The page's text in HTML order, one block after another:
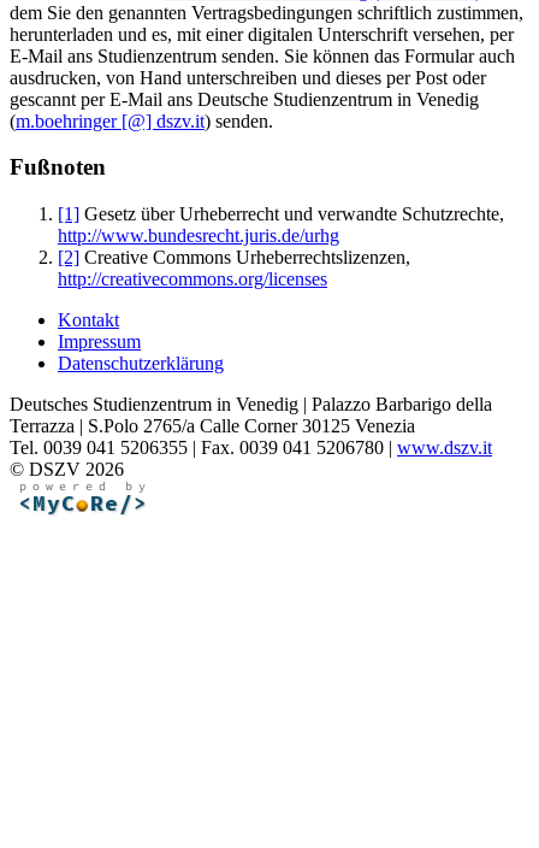
dem Sie den genannten Vertragsbedingungen schriftlich zustimmen,
herunterladen und es, mit einer digitalen Unterschrift versehen, per
E-Mail ans Studienzentrum senden. Sie können das Formular auch
ausdrucken, von Hand unterschreiben und dieses per Post oder
gescannt per E-Mail ans Deutsche Studienzentrum in Venedig
(m.boehringer [@] dszv.it) senden.
Fußnoten
[1] Gesetz über Urheberrecht und verwandte Schutzrechte,
http://www.bundesrecht.juris.de/urhg
[2] Creative Commons Urheberrechtslizenzen,
http://creativecommons.org/licenses
Kontakt
Impressum
Datenschutzerklärung
Deutsches Studienzentrum in Venedig | Palazzo Barbarigo della
Terrazza | S.Polo 2765/a Calle Corner 30125 Venezia
Tel. 0039 041 5206355 | Fax. 0039 041 5206780 | www.dszv.it
© DSZV 2026